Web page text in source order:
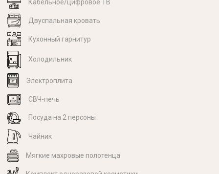
Кабельное/цифровое ТВ
Двуспальная кровать
Кухонный гарнитур
Холодильник
Электроплита
СВЧ-печь
Посуда на 2 персоны
Чайник
Мягкие махровые полотенца